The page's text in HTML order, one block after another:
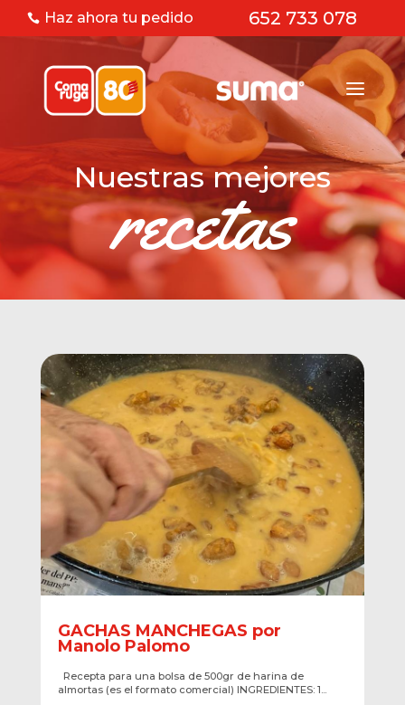
 Haz ahora tu pedido 652 733 078
Nuestras mejores
recetas
GACHAS MANCHEGAS por
Manolo Palomo
Recepta para una bolsa de 500gr de harina de
almortas (es el formato comercial) INGREDIENTES: 1...